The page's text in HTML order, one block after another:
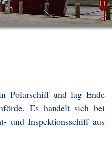
Polarschiff und lag Ende
Es handelt sich bei
und Inspektionsschiff aus